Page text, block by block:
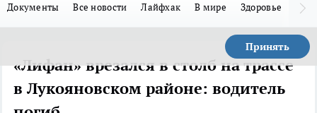
Документы Все новости Лайфхак В мире Здоровье
Принять
«Лифан» врезался в столб на трассе
в Лукояновском районе: водитель